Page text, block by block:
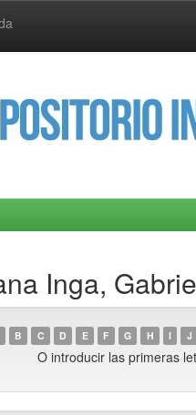
Inga,
B C D E F G H I J
O introducir las primeras